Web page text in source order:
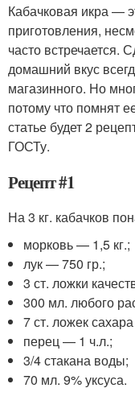
Кабачковая икра —
приготовления,
часто встречается.
домашний вкус
магазинного. Но
потому что помнят
статье будет 2
ГОСТу.
Рецепт #1
На 3 кг. кабачков
морковь — 1,5 кг.;
лук — 750 гр.;
3 ст. ложки
300 мл. любого
7 ст. ложек
перец — 1 ч.л.;
3/4 стакана воды;
70 мл. 9% уксуса.